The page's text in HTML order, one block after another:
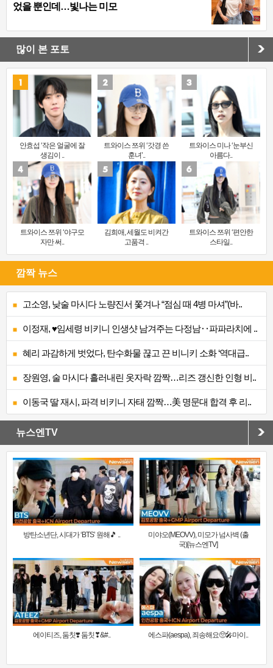
었을 뿐인데…빛나는 미모
많이 본 포토
안효섭 ‘작은 얼굴에 잘
생김이 ..
트와이스 쯔위 ‘갓경 쓴
훈녀’..
트와이스 미나 ‘눈부신
아름다..
트와이스 쯔위 ‘야구모
자만 써..
김희애, 세월도 비켜간
고품격 ..
트와이스 쯔위 ‘편안한
스타일..
깜짝 뉴스
고소영, 낮술 마시다 노량진서 쫓겨나 “점심 때 4병 마셔”(바..
이정재, ♥임세령 비키니 인생샷 남겨주는 다정남‥파파라치에 ..
혜리 과감하게 벗었다, 탄수화물 끊고 끈 비니키 소화 ‘역대급..
장원영, 술 마시다 흘러내린 옷자락 깜짝…리즈 갱신한 인형 비..
이동국 딸 재시, 파격 비키니 자태 깜짝…美 명문대 합격 후 리..
뉴스엔TV
방탄소년단, 시대가 ‘BTS’ 원해🎵 ..
미야오(MEOVV), 미모가 넘사벽 (출
국)[뉴스엔TV]
에이티즈, 둠칫❣️ 둠칫❣&#.. 에스파(aespa), 죄송해요🥺🎤마이..